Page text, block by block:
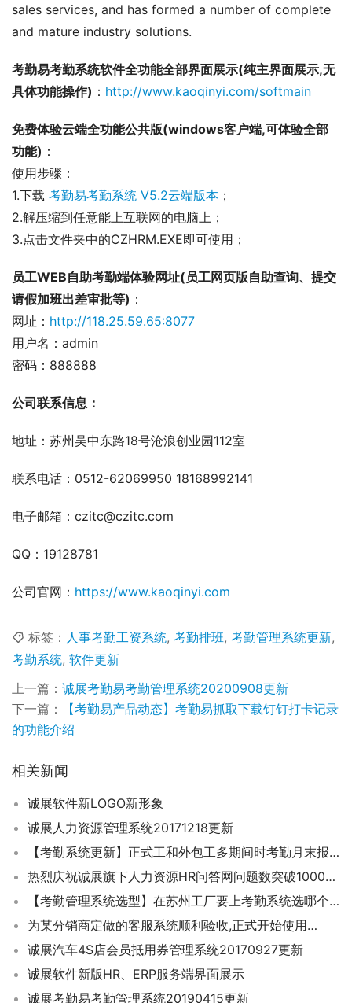
sales services, and has formed a number of complete
and mature industry solutions.
考勤易考勤系统软件全功能全部界面展示(纯主界面展示,无
具体功能操作) ： http://www.kaoqinyi.com/softmain
免费体验云端全功能公共版(windows客户端,可体验全部
功能) ：
使用步骤：
1.下载 考勤易考勤系统 V5.2云端版本 ；
2.解压缩到任意能上互联网的电脑上；
3.点击文件夹中的CZHRM.EXE即可使用；
员工WEB自助考勤端体验网址(员工网页版自助查询、提交
请假加班出差审批等) ：
网址： http://118.25.59.65:8077
用户名：admin
密码：888888
公司联系信息：
地址：苏州吴中东路18号沧浪创业园112室
联系电话：0512-62069950 18168992141
电子邮箱：czitc@czitc.com
QQ：19128781
公司官网： https://www.kaoqinyi.com
标签： 人事考勤工资系统, 考勤排班, 考勤管理系统更新,
考勤系统, 软件更新
上一篇： 诚展考勤易考勤管理系统20200908更新
下一篇：
【考勤易产品动态】考勤易抓取下载钉钉打卡记录
的功能介绍
相关新闻
诚展软件新LOGO新形象
诚展人力资源管理系统20171218更新
【考勤系统更新】正式工和外包工多期间时考勤月末报表如何导出？
热烈庆祝诚展旗下人力资源HR问答网问题数突破10000个…
【考勤管理系统选型】在苏州工厂要上考勤系统选哪个软件公司开发的品牌比较好？
为某分销商定做的客服系统顺利验收,正式开始使用…
诚展汽车4S店会员抵用券管理系统20170927更新
诚展软件新版HR、ERP服务端界面展示
诚展考勤易考勤管理系统20190415更新